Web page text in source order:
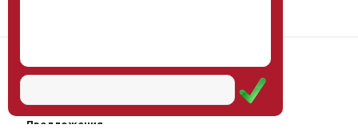
Научная школа
Услуги
Предложения